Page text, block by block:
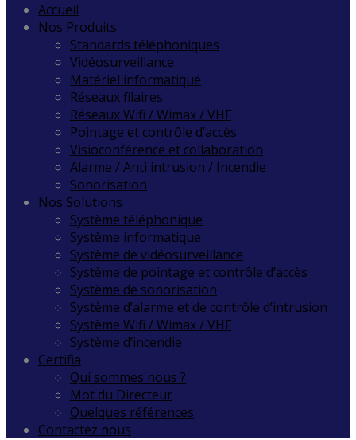
Accueil
Nos Produits
Standards téléphoniques
Vidéosurveillance
Matériel informatique
Réseaux filaires
Réseaux Wifi / Wimax / VHF
Pointage et contrôle d’accès
Visioconférence et collaboration
Alarme / Anti intrusion / Incendie
Sonorisation
Nos Solutions
Système téléphonique
Système informatique
Système de vidéosurveillance
Système de pointage et contrôle d’accès
Système de sonorisation
Système d’alarme et de contrôle d’intrusion
Système Wifi / Wimax / VHF
Système d’incendie
Certifia
Qui sommes nous ?
Mot du Directeur
Quelques références
Contactez nous